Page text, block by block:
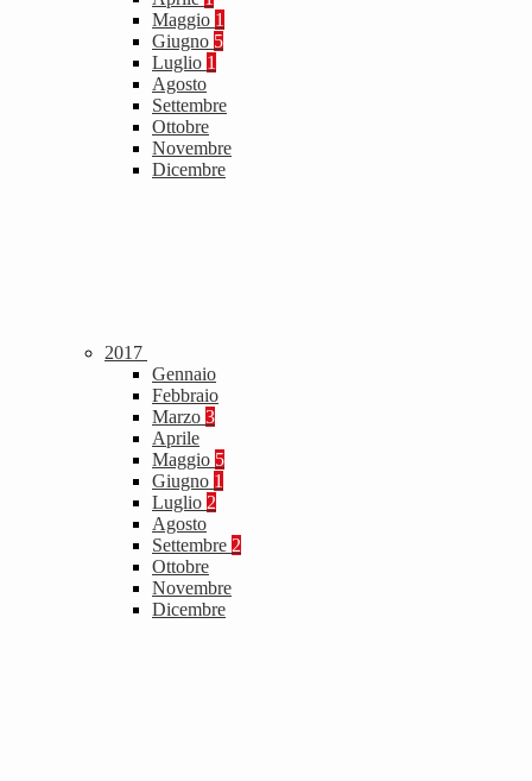
Maggio 1
Giugno 5
Luglio 1
Agosto
Settembre
Ottobre
Novembre
Dicembre
2017
Gennaio
Febbraio
Marzo 3
Aprile
Maggio 5
Giugno 1
Luglio 2
Agosto
Settembre 2
Ottobre
Novembre
Dicembre